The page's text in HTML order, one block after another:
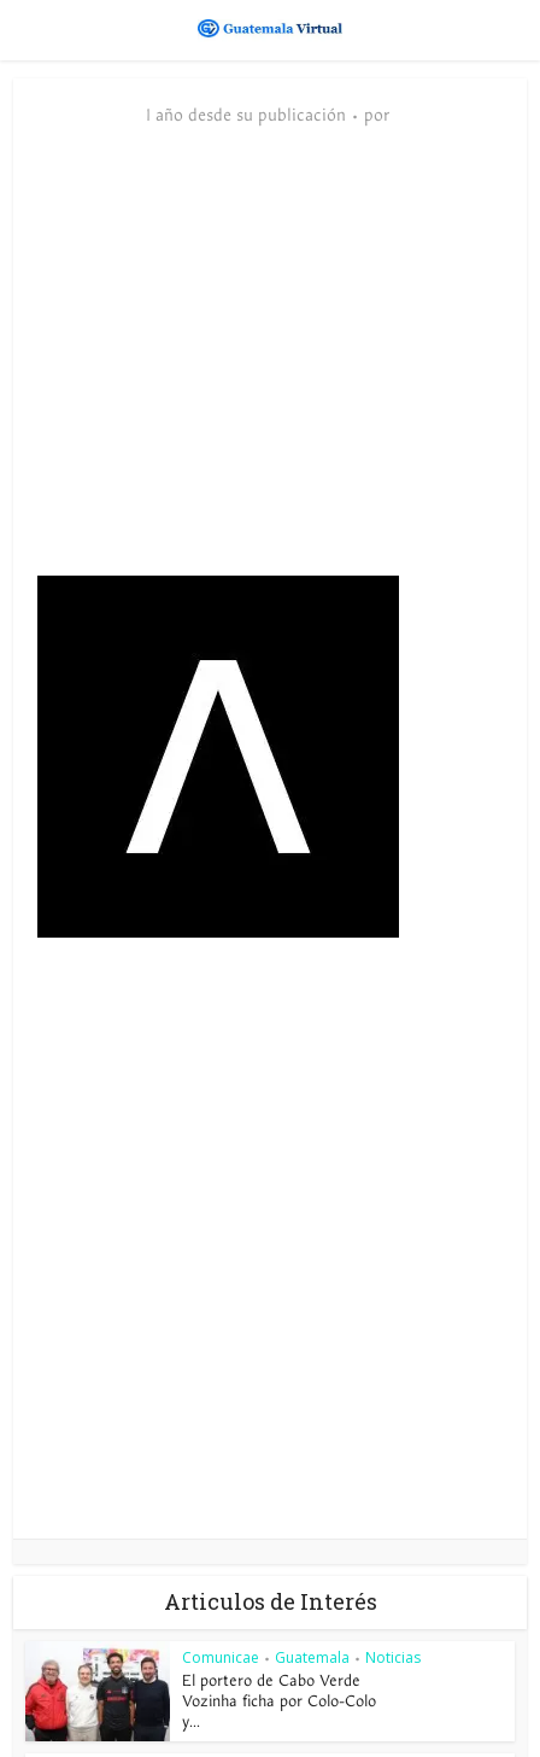
1 año desde su publicación por
Articulos de Interés
Comunicae • Guatemala • Noticias
El portero de Cabo Verde
Vozinha ficha por Colo-Colo
y...